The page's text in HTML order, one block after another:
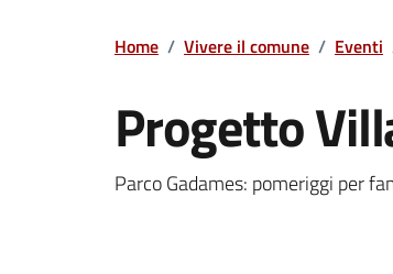
Home / Vivere il comune / Eventi
Progetto
Dettagli della
Parco Gadames: pomeriggi per